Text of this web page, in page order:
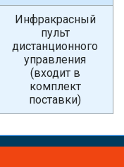
Инфракрасный
пульт
дистанционного
управления
(входит в
комплект
поставки)